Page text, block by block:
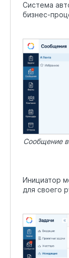
Система
бизнес-
Сообщение в
Инициатор
для своего